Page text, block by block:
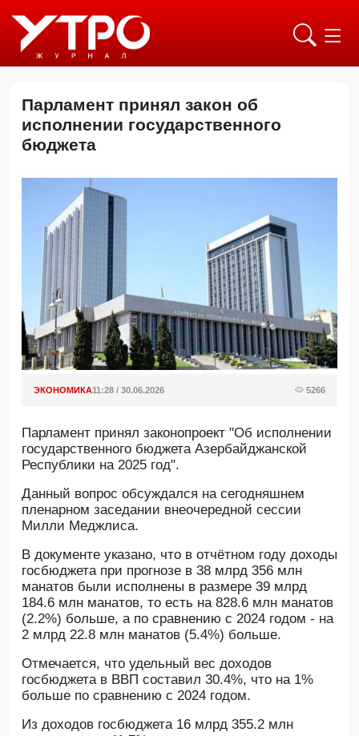
Парламент принял закон об
исполнении государственного
бюджета
ЭКОНОМИКА11:28 / 30.06.2026 5266
Парламент принял законопроект "Об исполнении
государственного бюджета Азербайджанской
Республики на 2025 год".
Данный вопрос обсуждался на сегодняшнем
пленарном заседании внеочередной сессии
Милли Меджлиса.
В документе указано, что в отчётном году доходы
госбюджета при прогнозе в 38 млрд 356 млн
манатов были исполнены в размере 39 млрд
184.6 млн манатов, то есть на 828.6 млн манатов
(2.2%) больше, а по сравнению с 2024 годом - на
2 млрд 22.8 млн манатов (5.4%) больше.
Отмечается, что удельный вес доходов
госбюджета в ВВП составил 30.4%, что на 1%
больше по сравнению с 2024 годом.
Из доходов госбюджета 16 млрд 355.2 млн